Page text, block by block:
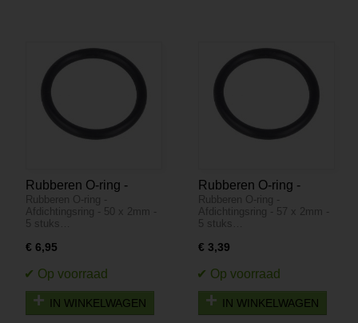
Rubberen O-ring -
Afdichtingsring - 50 x
2mm - 5 stuks
Rubberen O-ring -
Afdichtingsring - 50 x 2mm -
5 stuks…
€ 6,95
IN WINKELWAGEN
Rubberen O-ring -
Afdichtingsring - 57 x
2mm - 5 stuks
Rubberen O-ring -
Afdichtingsring - 57 x 2mm -
5 stuks…
€ 3,39
IN WINKELWAGEN